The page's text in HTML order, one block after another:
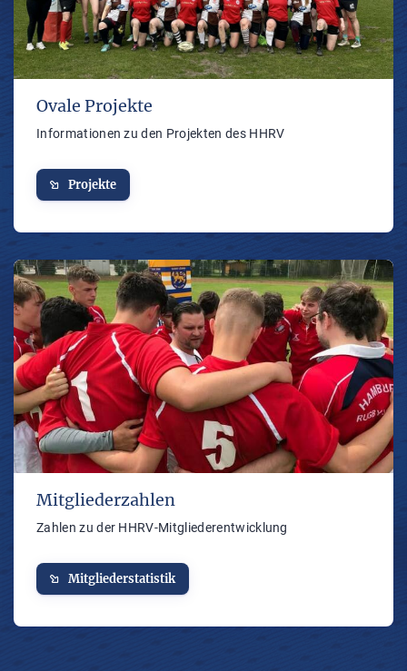
Ovale Projekte
Informationen zu den Projekten des HHRV
Projekte
Mitgliederzahlen
Zahlen zu der HHRV-Mitgliederentwicklung
Mitgliederstatistik